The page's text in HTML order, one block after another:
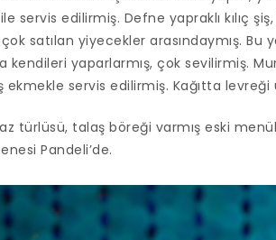
servis edilirmiş. Defne yapraklı kılıç
satılan yiyecekler arasındaymış. Bu
kendileri yaparlarmış, çok sevilirmiş.
ekmekle servis edilirmiş. Kağıtta
türlüsü, talaş böreği varmış eski
Pandeli’de.